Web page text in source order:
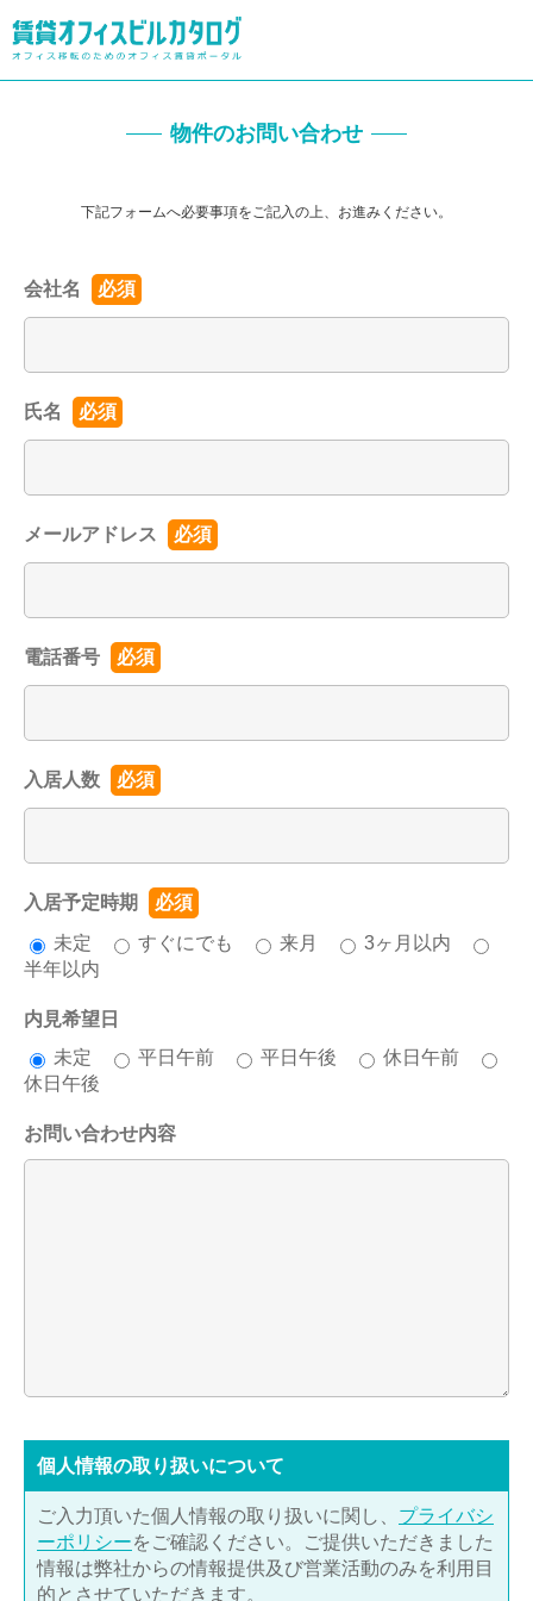
物件のお問い合わせ
下記フォームへ必要事項をご記入の上、お進みください。
会社名 必須
氏名 必須
メールアドレス 必須
電話番号 必須
入居人数 必須
入居予定時期
必須
未定
すぐにでも 来月
3ヶ月以内
半年以内
内見希望日
未定
平日午前 平日午後
休日午前
休日午後
お問い合わせ内容
個⼈情報の取り扱いについて
ご入力頂いた個人情報の取り扱いに関し、 プライバシ
ーポリシーをご確認ください。ご提供いただきました
情報は弊社からの情報提供及び営業活動のみを利用目
的とさせていただきます。